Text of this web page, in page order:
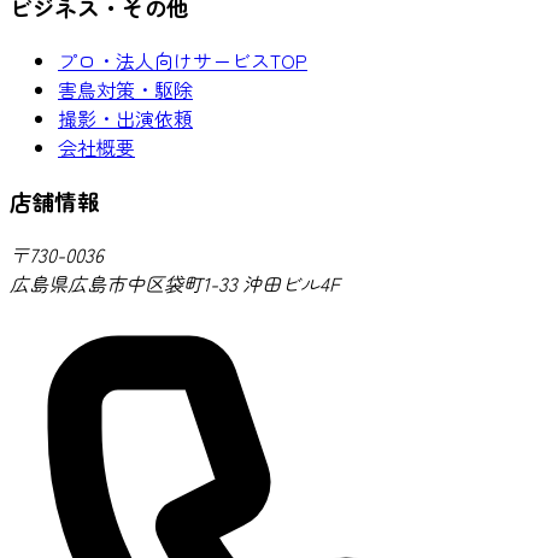
ビジネス・その他
プロ・法人向けサービスTOP
害鳥対策・駆除
撮影・出演依頼
会社概要
店舗情報
〒730-0036
広島県広島市中区袋町1-33 沖田ビル4F